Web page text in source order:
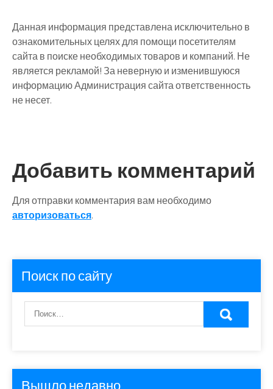
Данная информация представлена исключительно в
ознакомительных целях для помощи посетителям
сайта в поиске необходимых товаров и компаний. Не
является рекламой! За неверную и изменившуюся
информацию Администрация сайта ответственность
не несет.
Добавить комментарий
Для отправки комментария вам необходимо
авторизоваться.
Поиск по сайту
Вышло недавно